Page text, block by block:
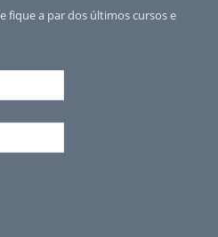
fique a par dos últimos cursos e